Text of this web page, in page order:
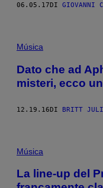
06.05.17 DI GIOVANNI
Música
Dato che ad
misteri, ecco
12.19.16DI BRITT
Música
La line-up del